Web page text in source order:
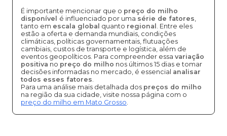
É importante mencionar que o preço do milho
disponível é influenciado por uma série de fatores,
tanto em escala global quanto regional . Entre eles
estão a oferta e demanda mundiais, condições
climáticas, políticas governamentais, flutuações
cambiais, custos de transporte e logística, além de
eventos geopolíticos. Para compreender essa variação
positiva no preço do milho nos últimos 15 dias e tomar
decisões informadas no mercado, é essencial analisar
todos esses fatores.
Para uma análise mais detalhada dos preços do milho
na região da sua cidade, visite nossa página com o
preço do milho em Mato Grosso.